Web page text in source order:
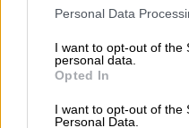
Please note that this
not limited to your visit or
grant or deny consent to
use your data for below
consent section.
Personal Data
I want to opt-out of the
personal data.
Opted In
I want to opt-out of the
Personal Data.
θρησκευτικός και
τουρισμόςδεν
στην αναπτυξιακή
πολιτιστική